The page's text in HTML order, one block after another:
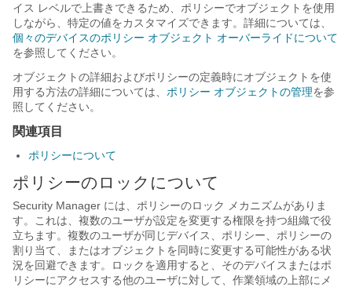
イス レベルで上書きできるため、ポリシーでオブジェクトを使用
しながら、特定の値をカスタマイズできます。詳細については、
個々のデバイスのポリシー オブジェクト オーバーライドについて
を参照してください。
オブジェクトの詳細およびポリシーの定義時にオブジェクトを使
用する方法の詳細については、 ポリシー オブジェクトの管理を参
照してください。
関連項目
ポリシーについて
ポリシーのロックについて
Security Manager には、ポリシーのロック メカニズムがありま
す。これは、複数のユーザが設定を変更する権限を持つ組織で役
立ちます。複数のユーザが同じデバイス、ポリシー、ポリシーの
割り当て、またはオブジェクトを同時に変更する可能性がある状
況を回避できます。ロックを適用すると、そのデバイスまたはポ
リシーにアクセスする他のユーザに対して、作業領域の上部にメ